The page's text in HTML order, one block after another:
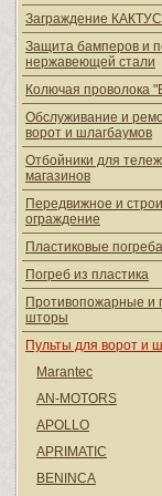
Заграждение КАКТУС
Защита бамперов и
нержавеющей стали
Колючая проволока
Обслуживание и
ворот и шлагбаумов
Отбойники для
магазинов
Передвижное и
ограждение
Пластиковые погреба
Погреб из пластика
Противопожарные и
шторы
Пульты для ворот и
Marantec
AN-MOTORS
APOLLO
APRIMATIC
BENINCA